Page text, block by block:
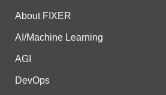
About FIXER
AI/Machine Learning
AGI
DevOps